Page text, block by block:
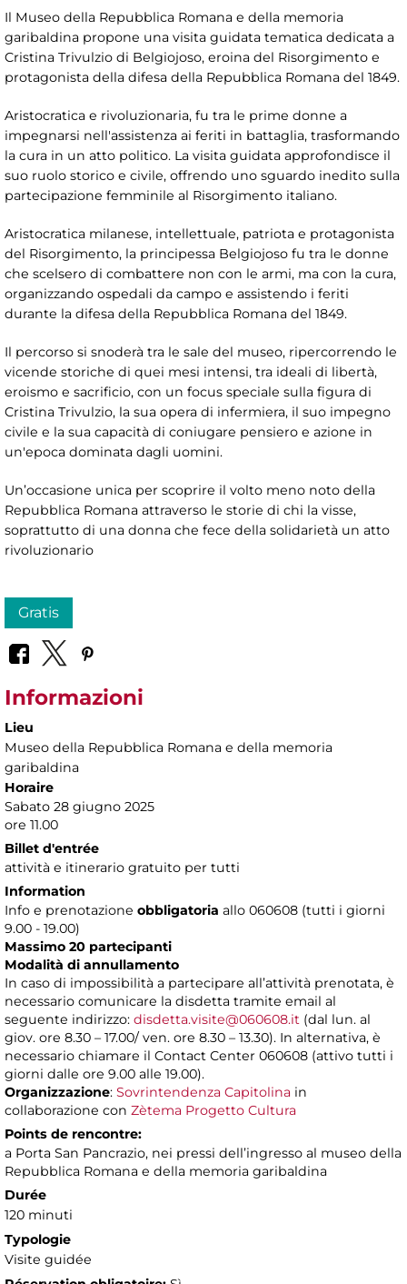
Il Museo della Repubblica Romana e della memoria
garibaldina propone una visita guidata tematica dedicata a
Cristina Trivulzio di Belgiojoso, eroina del Risorgimento e
protagonista della difesa della Repubblica Romana del 1849.
Aristocratica e rivoluzionaria, fu tra le prime donne a
impegnarsi nell'assistenza ai feriti in battaglia, trasformando
la cura in un atto politico. La visita guidata approfondisce il
suo ruolo storico e civile, offrendo uno sguardo inedito sulla
partecipazione femminile al Risorgimento italiano.
Aristocratica milanese, intellettuale, patriota e protagonista
del Risorgimento, la principessa Belgiojoso fu tra le donne
che scelsero di combattere non con le armi, ma con la cura,
organizzando ospedali da campo e assistendo i feriti
durante la difesa della Repubblica Romana del 1849.
Il percorso si snoderà tra le sale del museo, ripercorrendo le
vicende storiche di quei mesi intensi, tra ideali di libertà,
eroismo e sacrificio, con un focus speciale sulla figura di
Cristina Trivulzio, la sua opera di infermiera, il suo impegno
civile e la sua capacità di coniugare pensiero e azione in
un'epoca dominata dagli uomini.
Un’occasione unica per scoprire il volto meno noto della
Repubblica Romana attraverso le storie di chi la visse,
soprattutto di una donna che fece della solidarietà un atto
rivoluzionario
Gratis
Informazioni
Lieu
Museo della Repubblica Romana e della memoria
garibaldina
Horaire
Sabato 28 giugno 2025
ore 11.00
Billet d'entrée
attività e itinerario gratuito per tutti
Information
Info e prenotazione obbligatoria allo 060608 (tutti i giorni
9.00 - 19.00)
Massimo 20 partecipanti
Modalità di annullamento
In caso di impossibilità a partecipare all’attività prenotata, è
necessario comunicare la disdetta tramite email al
seguente indirizzo: disdetta.visite@060608.it (dal lun. al
giov. ore 8.30 – 17.00/ ven. ore 8.30 – 13.30). In alternativa, è
necessario chiamare il Contact Center 060608 (attivo tutti i
giorni dalle ore 9.00 alle 19.00).
Organizzazione: Sovrintendenza Capitolina in
collaborazione con Zètema Progetto Cultura
Points de rencontre:
a Porta San Pancrazio, nei pressi dell’ingresso al museo della
Repubblica Romana e della memoria garibaldina
Durée
120 minuti
Typologie
Visite guidée